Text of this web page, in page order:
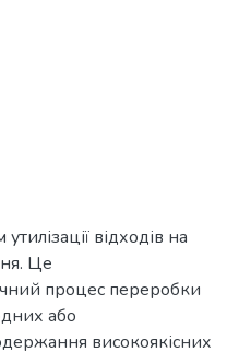
відходів на
Це
процес переробки
або
високоякісних